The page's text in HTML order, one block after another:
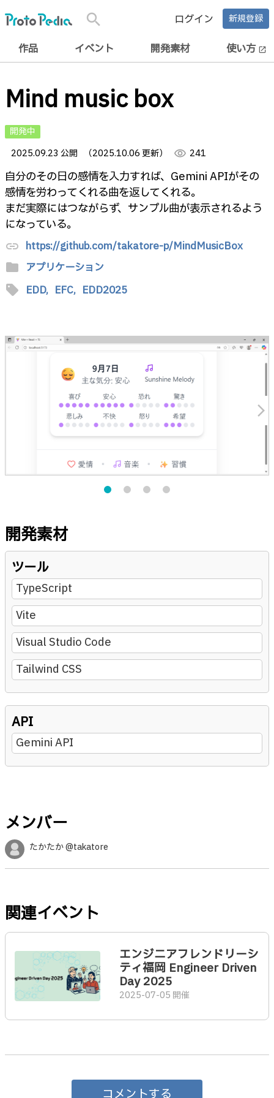
search ログイン 新規登録
作品 イベント 開発素材 使い方 open_in_new
Mind music box
開発中
2025.09.23 公開
（2025.10.06 更新） visibility 241
自分のその日の感情を入力すれば、Gemini APIがその
感情を労わってくれる曲を返してくれる。
まだ実際にはつながらず、サンプル曲が表示されるよう
になっている。
link https://github.com/takatore-p/MindMusicBox
folder アプリケーション
sell EDD, EFC, EDD2025
arrow_forward_ios
開発素材
ツール
TypeScript
Vite
Visual Studio Code
Tailwind CSS
API
Gemini API
メンバー
たかたか @takatore
関連イベント
エンジニアフレンドリーシ
ティ福岡 Engineer Driven
Day 2025
2025-07-05 開催
コメントする